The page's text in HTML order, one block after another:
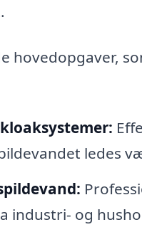
hovedopgaver,
ledes
industri- og